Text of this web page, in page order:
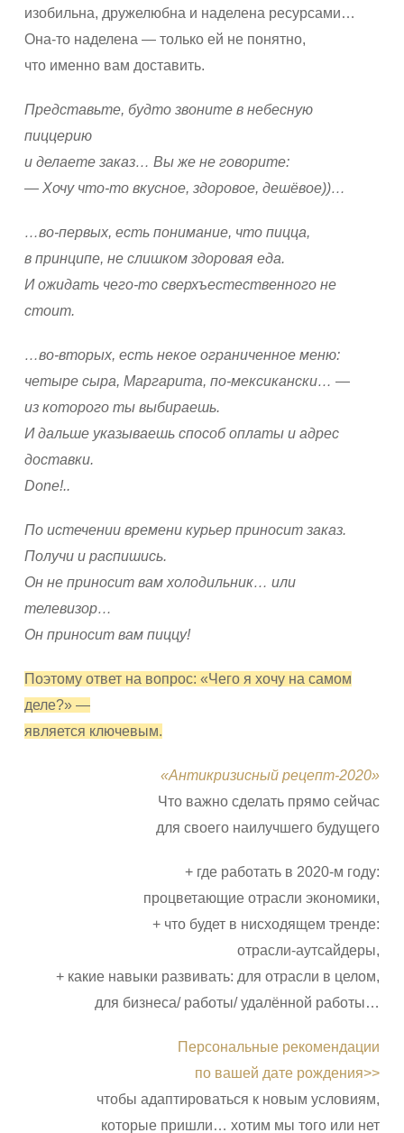
изобильна, дружелюбна и наделена ресурсами…
Она-то наделена — только ей не понятно,
что именно вам доставить.
Представьте, будто звоните в небесную
пиццерию
и делаете заказ… Вы же не говорите:
— Хочу что-то вкусное, здоровое, дешёвое))…
…во-первых, есть понимание, что пицца,
в принципе, не слишком здоровая еда.
И ожидать чего-то сверхъестественного не
стоит.
…во-вторых, есть некое ограниченное меню:
четыре сыра, Маргарита, по-мексикански… —
из которого ты выбираешь.
И дальше указываешь способ оплаты и адрес
доставки.
Done!..
По истечении времени курьер приносит заказ.
Получи и распишись.
Он не приносит вам холодильник… или
телевизор…
Он приносит вам пиццу!
Поэтому ответ на вопрос: «Чего я хочу на самом
деле?» —
является ключевым.
«Антикризисный рецепт-2020»
Что важно сделать прямо сейчас
для своего наилучшего будущего
+ где работать в 2020-м году:
процветающие отрасли экономики,
+ что будет в нисходящем тренде:
отрасли-аутсайдеры,
+ какие навыки развивать: для отрасли в целом,
для бизнеса/ работы/ удалённой работы…
Персональные рекомендации
по вашей дате рождения>>
чтобы адаптироваться к новым условиям,
которые пришли… хотим мы того или нет